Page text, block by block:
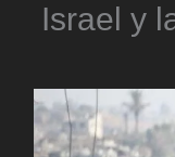
Israel y